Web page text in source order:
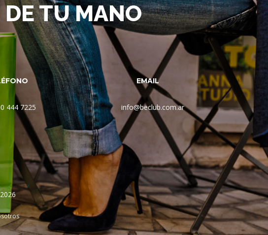
TU MANO
444 7225
EMAIL
info@beclub.com.ar